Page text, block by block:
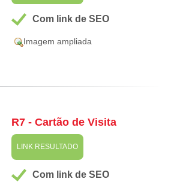
Com link de SEO
Imagem ampliada
R7 - Cartão de Visita
LINK RESULTADO
Com link de SEO